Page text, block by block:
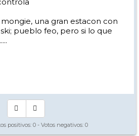
una gran estacon con
pueblo feo, pero si lo que
positivos: 0 - Votos negativos: 0